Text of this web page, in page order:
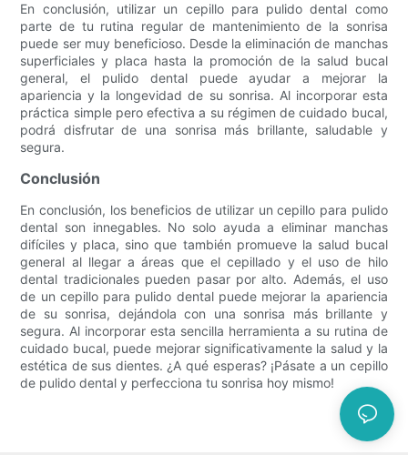
En conclusión, utilizar un cepillo para pulido dental como
parte de tu rutina regular de mantenimiento de la sonrisa
puede ser muy beneficioso. Desde la eliminación de manchas
superficiales y placa hasta la promoción de la salud bucal
general, el pulido dental puede ayudar a mejorar la
apariencia y la longevidad de su sonrisa. Al incorporar esta
práctica simple pero efectiva a su régimen de cuidado bucal,
podrá disfrutar de una sonrisa más brillante, saludable y
segura.
Conclusión
En conclusión, los beneficios de utilizar un cepillo para pulido
dental son innegables. No solo ayuda a eliminar manchas
difíciles y placa, sino que también promueve la salud bucal
general al llegar a áreas que el cepillado y el uso de hilo
dental tradicionales pueden pasar por alto. Además, el uso
de un cepillo para pulido dental puede mejorar la apariencia
de su sonrisa, dejándola con una sonrisa más brillante y
segura. Al incorporar esta sencilla herramienta a su rutina de
cuidado bucal, puede mejorar significativamente la salud y la
estética de sus dientes. ¿A qué esperas? ¡Pásate a un cepillo
de pulido dental y perfecciona tu sonrisa hoy mismo!